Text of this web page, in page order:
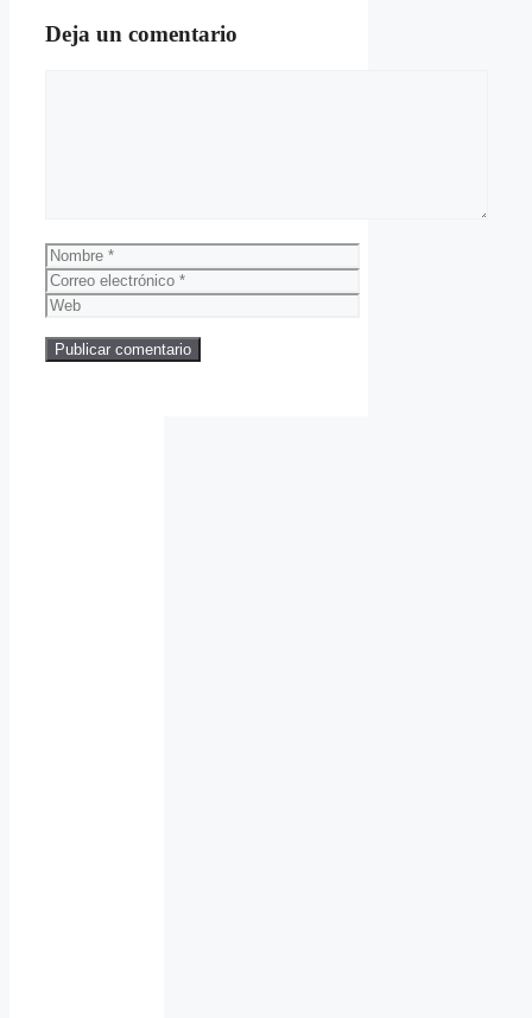
Deja un comentario
Nombre
Correo
electrónico
Web